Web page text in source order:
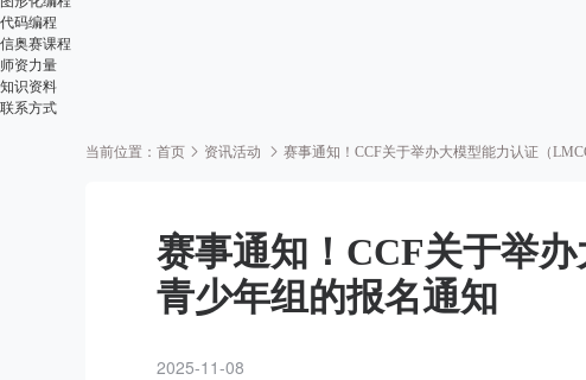
代码编程
信奥赛课程
师资力量
知识资料
联系方式
当前位置： 首页 资讯活动 赛事通知！CCF关于举办大模型能力认证（
赛事通知！CCF关于举
青少年组的报名通知
2025-11-08